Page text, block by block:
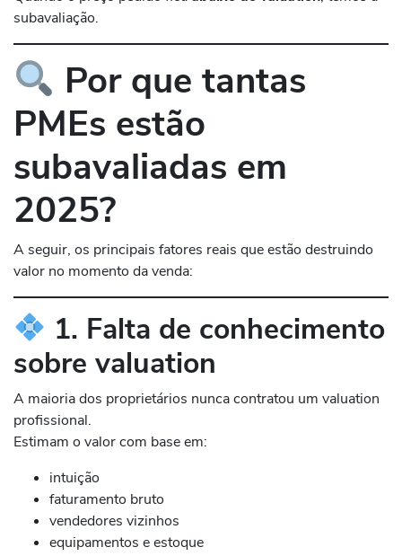
subavaliação.
Por que tantas
PMEs estão
subavaliadas em
2025?
A seguir, os principais fatores reais que estão destruindo
valor no momento da venda:
1. Falta de conhecimento
sobre valuation
A maioria dos proprietários nunca contratou um valuation
profissional.
Estimam o valor com base em:
intuição
faturamento bruto
vendedores vizinhos
equipamentos e estoque